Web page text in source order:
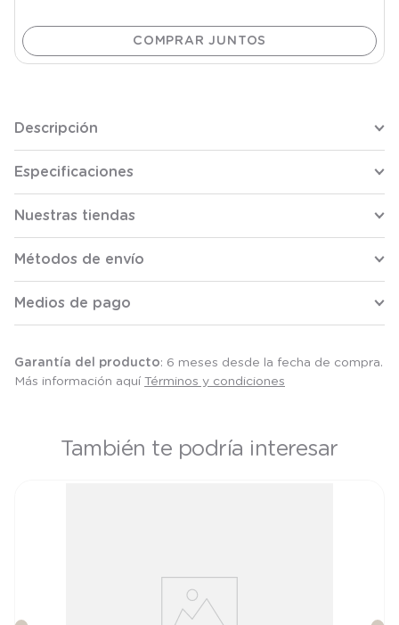
Descripción
Especificaciones
Nuestras tiendas
Métodos de envío
Medios de pago
Garantía del producto: 6 meses desde la fecha de compra.
Más información aquí Términos y condiciones
También te podría interesar